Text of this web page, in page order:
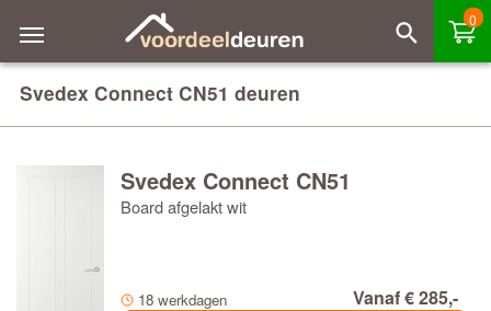
0
Svedex Connect CN51 deuren
Svedex Connect CN51
Board afgelakt wit
18 werkdagen Vanaf € 285,-